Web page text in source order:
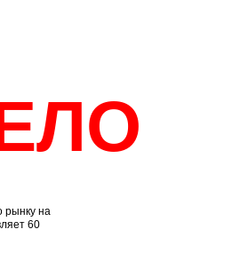
рынку на
60